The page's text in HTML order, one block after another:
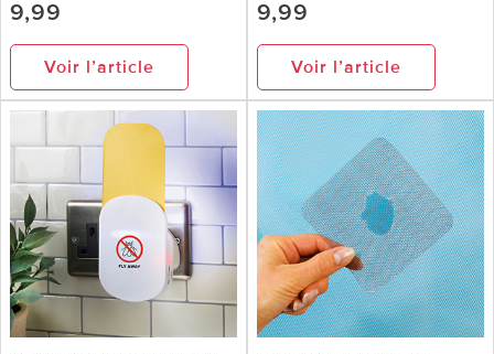
9,99
Voir l’article
9,99
Voir l’article